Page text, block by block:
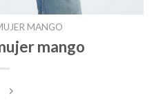
MANGO
mango